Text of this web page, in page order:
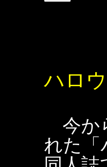
ハロ
今か
れた「